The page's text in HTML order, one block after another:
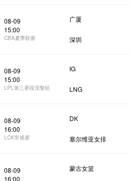
08-09
15:00
CBA夏季联赛
广厦
深圳
08-09
15:00
LPL第三赛段涅槃组
IG
LNG
08-09
16:00
LCK常规赛
DK
塞尔维亚女排
08-09
16:00
蒙古女篮